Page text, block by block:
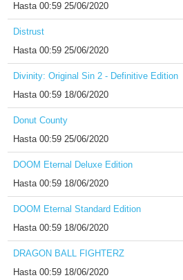
Hasta00:59 25/06/2020
Distrust
Hasta00:59 25/06/2020
Divinity: Original Sin 2 - Definitive Edition
Hasta00:59 18/06/2020
Donut County
Hasta00:59 25/06/2020
DOOM Eternal Deluxe Edition
Hasta00:59 18/06/2020
DOOM Eternal Standard Edition
Hasta00:59 18/06/2020
DRAGON BALL FIGHTERZ
Hasta00:59 18/06/2020